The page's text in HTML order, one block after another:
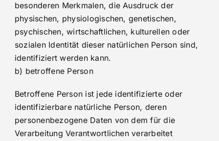
besonderen Merkmalen, die Ausdruck der
physischen, physiologischen, genetischen,
psychischen, wirtschaftlichen, kulturellen oder
sozialen Identität dieser natürlichen Person sind,
identifiziert werden kann.
b) betroffene Person
Betroffene Person ist jede identifizierte oder
identifizierbare natürliche Person, deren
personenbezogene Daten von dem für die
Verarbeitung Verantwortlichen verarbeitet